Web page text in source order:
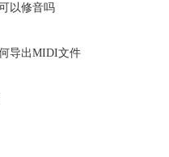
以修音吗
导出MIDI文件